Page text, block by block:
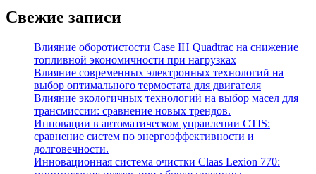
Свежие записи
Влияние оборотистости Case IH Quadtrac на снижение
топливной экономичности при нагрузках
Влияние современных электронных технологий на
выбор оптимального термостата для двигателя
Влияние экологичных технологий на выбор масел для
трансмиссии: сравнение новых трендов.
Инновации в автоматическом управлении CTIS:
сравнение систем по энергоэффективности и
долговечности.
Инновационная система очистки Claas Lexion 770: